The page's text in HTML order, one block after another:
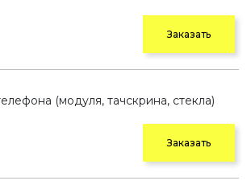
Заказать
(модуля, тачскрина, стекла)
Заказать